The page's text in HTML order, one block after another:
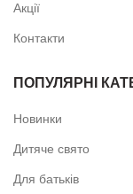
Акції
Контакти
ПОПУЛЯРНІ
Новинки
Дитяче свято
Для батьків